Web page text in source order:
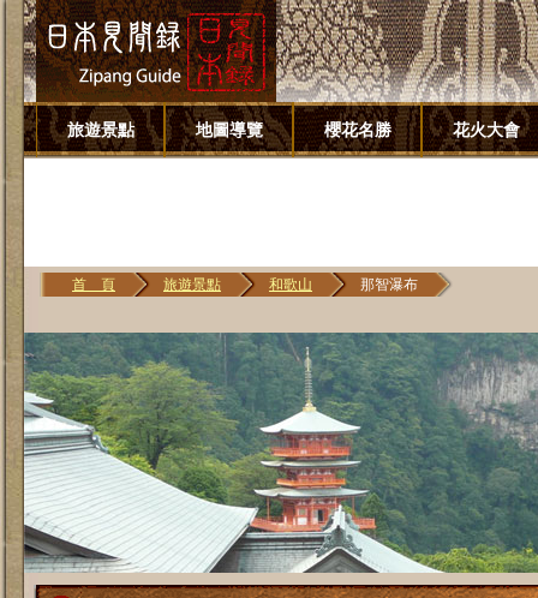
旅遊景點 地圖導覽 櫻花名勝 花火大會
首 頁 旅遊景點 和歌山 那智瀑布